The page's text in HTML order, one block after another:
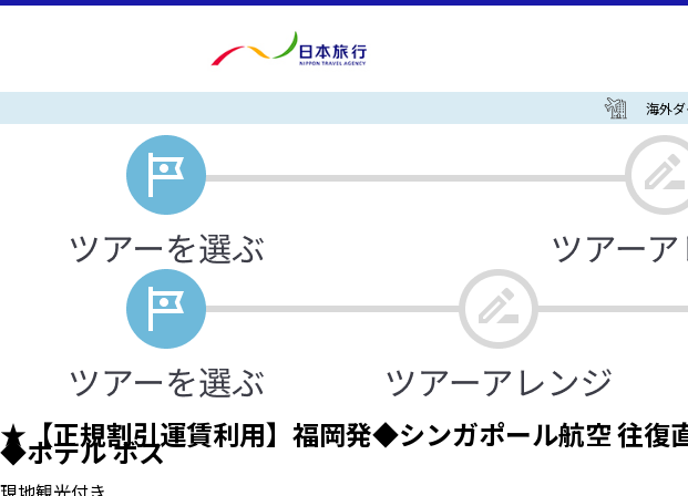
海外
★【正規割引運賃利用】福岡発◆シンガポール航空 往
◆ホテル ボス